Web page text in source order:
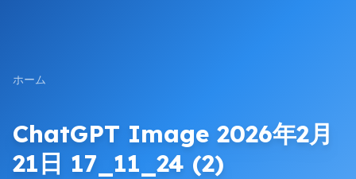
ホーム
ChatGPT Image 2026年2月
21日 17_11_24 (2)